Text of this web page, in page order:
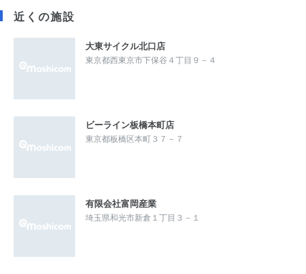
近くの施設
大東サイクル北口店
東京都西東京市下保谷４丁目９－４
ビーライン板橋本町店
東京都板橋区本町３７－７
有限会社富岡産業
埼玉県和光市新倉１丁目３－１